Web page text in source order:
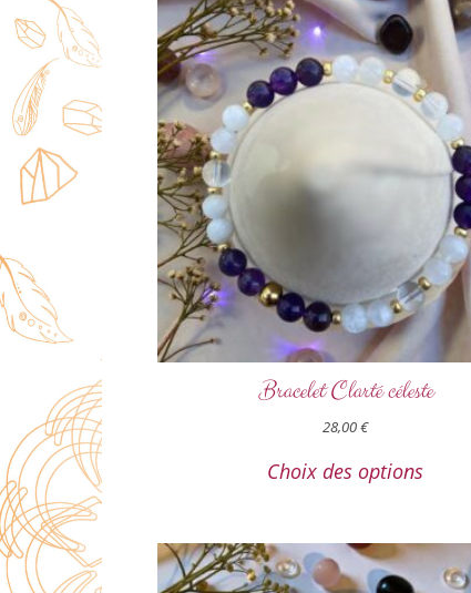
Bracelet Clarté céleste
28,00€
Choix des options